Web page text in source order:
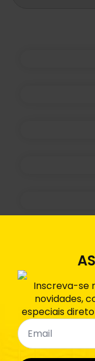
1
Inscreva-se
novidades,
especiais
Email